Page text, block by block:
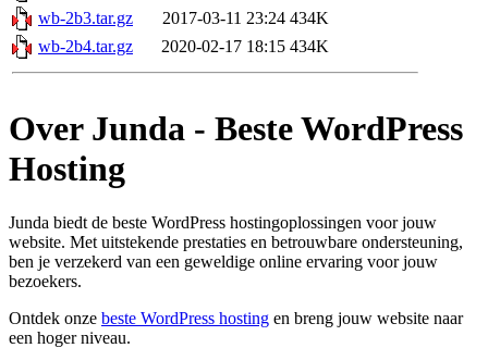
wb-2b3.tar.gz
2017-03-11 23:24 434K
wb-2b4.tar.gz
2020-02-17 18:15 434K
Over Junda - Beste WordPress
Hosting
Junda biedt de beste WordPress hostingoplossingen voor jouw
website. Met uitstekende prestaties en betrouwbare ondersteuning,
ben je verzekerd van een geweldige online ervaring voor jouw
bezoekers.
Ontdek onze beste WordPress hosting en breng jouw website naar
een hoger niveau.